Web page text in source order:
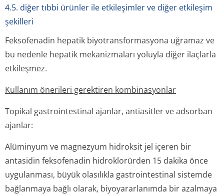
4.5. diğer tıbbi ürünler ile etkileşimler ve diğer etkileşim
şekilleri
Feksofenadin hepatik biyotransformasyona uğramaz ve
bu nedenle hepatik mekanizmaları yoluyla diğer ilaçlarla
etkileşmez.
Kullanım önerileri gerektiren kombinasyonlar
Topikal gastrointestinal ajanlar, antiasitler ve adsorban
ajanlar:
Alüminyum ve magnezyum hidroksit jel içeren bir
antasidin feksofenadin hidroklorürden 15 dakika önce
uygulanması, büyük olasılıkla gastrointestinal sistemde
bağlanmaya bağlı olarak, biyoyararlanımda bir azalmaya